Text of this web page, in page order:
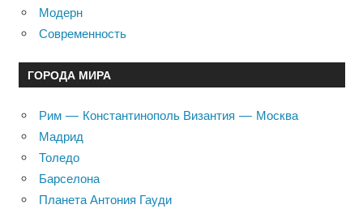
Модерн
Современность
ГОРОДА МИРА
Рим — Константинополь Византия — Москва
Мадрид
Толедо
Барселона
Планета Антония Гауди